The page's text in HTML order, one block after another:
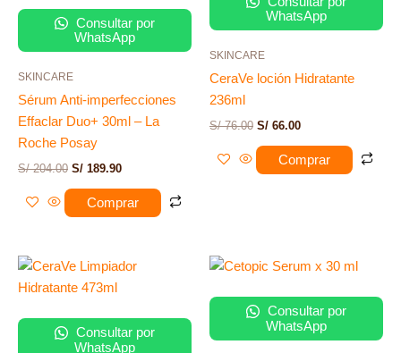
Consultar por
WhatsApp
SKINCARE
Sérum Anti-imperfecciones
Effaclar Duo+ 30ml – La
Roche Posay
S/204.00 S/ 189.90
Comprar
WhatsApp
SKINCARE
CeraVe loción Hidratante
236ml
S/76.00 S/ 66.00
Comprar
Consultar por
WhatsApp
Consultar por
WhatsApp